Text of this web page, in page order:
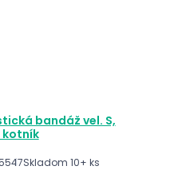
bandáž vel. S,
kotník
Skladom 10+ ks